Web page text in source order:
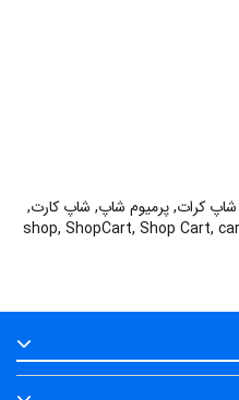
شاپ کرات,پرمیوم شاپ, شاپ کارت,
shop, ShopCart, Shop Cart,